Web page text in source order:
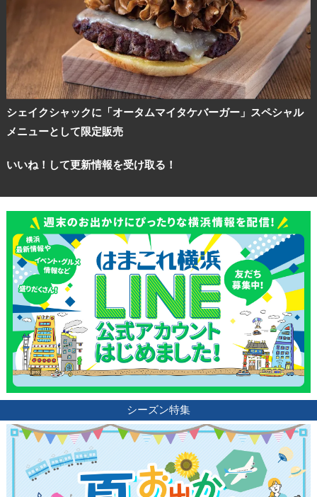
シェイクシャックに「オータムマイタケバーガー」スペシャル
メニューとして限定販売
いいね！して更新情報を受け取る！
シーズン特集
観光ガイド